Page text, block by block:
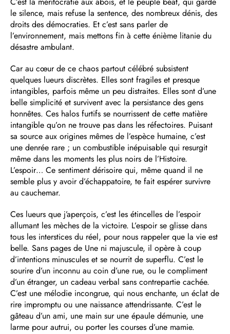
le silence, mais refuse la sentence, des nombreux dénis, des
droits des démocraties. Et c’est sans parler de
l’environnement, mais mettons fin à cette énième litanie du
désastre ambulant.
Car au cœur de ce chaos partout célébré subsistent
quelques lueurs discrètes. Elles sont fragiles et presque
intangibles, parfois même un peu distraites. Elles sont d’une
belle simplicité et survivent avec la persistance des gens
honnêtes. Ces halos furtifs se nourrissent de cette matière
intangible qu’on ne trouve pas dans les réfectoires. Puisant
sa source aux origines mêmes de l’espèce humaine, c’est
une denrée rare ; un combustible inépuisable qui resurgit
même dans les moments les plus noirs de l’Histoire.
L’espoir… Ce sentiment dérisoire qui, même quand il ne
semble plus y avoir d’échappatoire, te fait espérer survivre
au cauchemar.
Ces lueurs que j’aperçois, c’est les étincelles de l’espoir
allumant les mèches de la victoire. L’espoir se glisse dans
tous les interstices du réel, pour nous rappeler que la vie est
belle. Sans pages de Une ni majuscule, il opère à coup
d’intentions minuscules et se nourrit de superflu. C’est le
sourire d’un inconnu au coin d’une rue, ou le compliment
d’un étranger, un cadeau verbal sans contrepartie cachée.
C’est une mélodie incongrue, qui nous enchante, un éclat de
rire impromptu ou une naissance attendrissante. C’est le
gâteau d’un ami, une main sur une épaule démunie, une
larme pour autrui, ou porter les courses d’une mamie.